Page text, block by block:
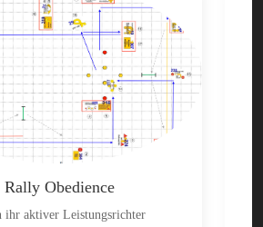
Rally Obedience
ihr aktiver Leistungsrichter